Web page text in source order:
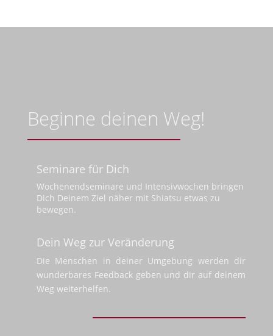
Beginne deinen Weg!
Seminare für Dich
Wochenendseminare und Intensivwochen bringen
Dich Deinem Ziel näher mit Shiatsu etwas zu
bewegen.
Dein Weg zur Veränderung
Die Menschen in deiner Umgebung werden dir
wunderbares Feedback geben und dir auf deinem
Weg weiterhelfen.